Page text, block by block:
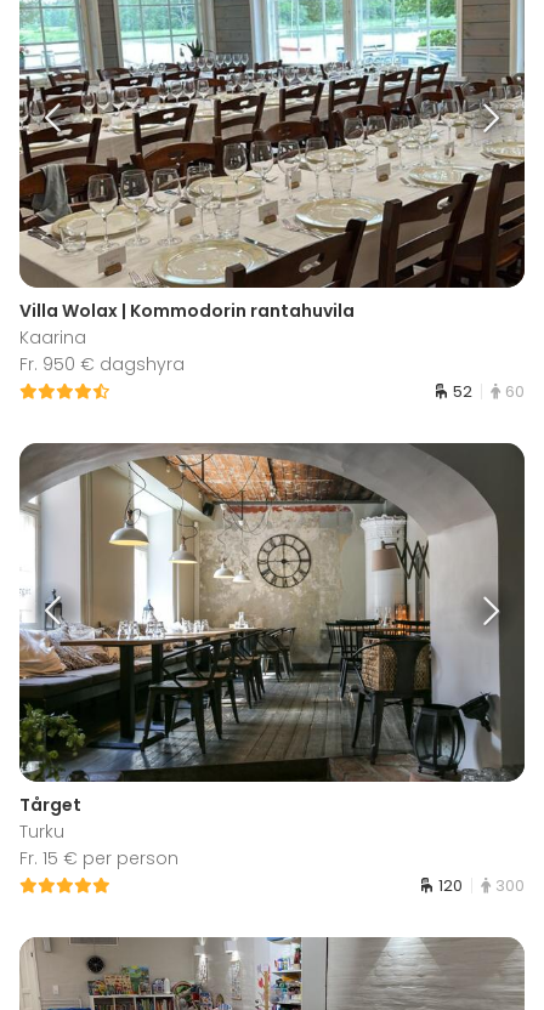
Villa Wolax | Kommodorin rantahuvila
Kaarina
Fr. 950 € dagshyra
52 60
Tårget
Turku
Fr. 15 € per person
120 300